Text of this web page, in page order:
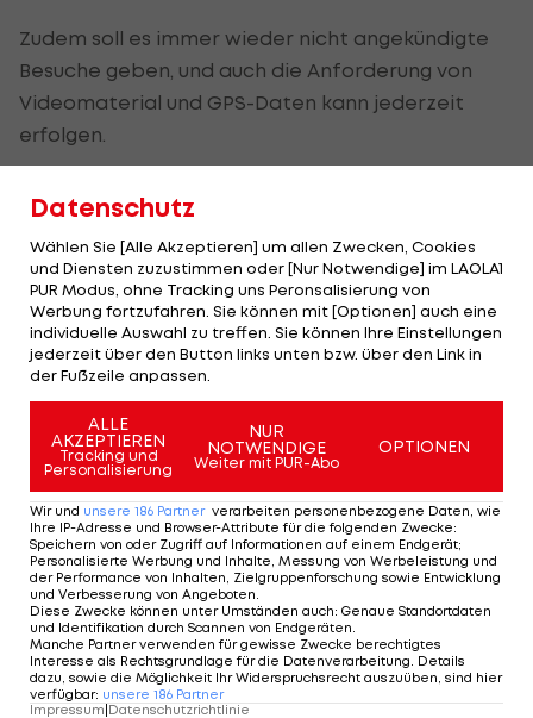
Zudem soll es immer wieder nicht angekündigte
Besuche geben, und auch die Anforderung von
Videomaterial und GPS-Daten kann jederzeit
erfolgen.
Kontrolleur zu haben, hieß es vonseiten der Liga. In
Englands Oberhaus dürfen die Klubs ab dieser
Woche in Fünfergruppen für maximal 75 Minuten
trainieren.
Ein Re-Start der Liga am 12. Juni galt bisher als
wahrscheinlich. Laut Medienberichten könnte sich
dieser aber um eine weitere Woche verzögern.
Die Zeitung "Daily Mail" hatte bereits berichtet,
dass die Saison daher bis zum 22. August
verlängert werden soll.
ADMIRAL Hüttengaudi: Alexander
Joppich erzielt das Tor der 1. Runde
Hüttengaudi
Wacker Tirol I
Zwarakonferenz
Datenschutz
Wählen Sie [Alle Akzeptieren] um allen Zwecken, Cookies
und Diensten zuzustimmen oder [Nur Notwendige] im LAOLA1
PUR Modus, ohne Tracking uns Peronsalisierung von
Werbung fortzufahren. Sie können mit [Optionen] auch eine
individuelle Auswahl zu treffen. Sie können Ihre Einstellungen
jederzeit über den Button links unten bzw. über den Link in
der Fußzeile anpassen.
ALLE
AKZEPTIEREN
Tracking und
Personalisierung
NUR
NOTWENDIGE
Weiter mit PUR-Abo
OPTIONEN
Wir und unsere 186 Partner verarbeiten personenbezogene Daten, wie
Ihre IP-Adresse und Browser-Attribute für die folgenden Zwecke:
Speichern von oder Zugriff auf Informationen auf einem Endgerät;
Personalisierte Werbung und Inhalte, Messung von Werbeleistung und
der Performance von Inhalten, Zielgruppenforschung sowie Entwicklung
und Verbesserung von Angeboten.
Diese Zwecke können unter Umständen auch: Genaue Standortdaten
und Identifikation durch Scannen von Endgeräten.
Manche Partner verwenden für gewisse Zwecke berechtigtes
Interesse als Rechtsgrundlage für die Datenverarbeitung. Details
dazu, sowie die Möglichkeit Ihr Widerspruchsrecht auszuüben, sind hier
verfügbar: unsere 186 Partner
Impressum Datenschutzrichtlinie